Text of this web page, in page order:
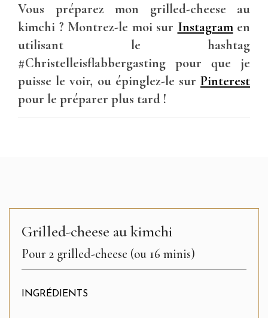
Vous préparez mon grilled-cheese au
kimchi ? Montrez-le moi sur Instagramen
utilisant le hashtag
#Christelleisflabbergasting pour que je
puisse le voir, ou épinglez-le sur Pinterest
pour le préparer plus tard !
Grilled-cheese au kimchi
Pour 2 grilled-cheese (ou 16 minis)
INGRÉDIENTS